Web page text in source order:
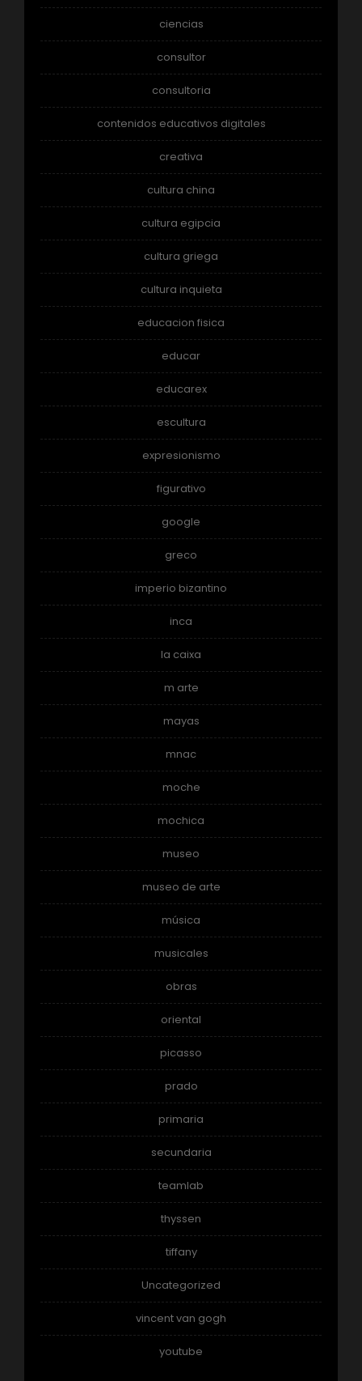
ciencias
consultor
consultoria
contenidos educativos digitales
creativa
cultura china
cultura egipcia
cultura griega
cultura inquieta
educacion fisica
educar
educarex
escultura
expresionismo
figurativo
google
greco
imperio bizantino
inca
la caixa
m arte
mayas
mnac
moche
mochica
museo
museo de arte
música
musicales
obras
oriental
picasso
prado
primaria
secundaria
teamlab
thyssen
tiffany
Uncategorized
vincent van gogh
youtube